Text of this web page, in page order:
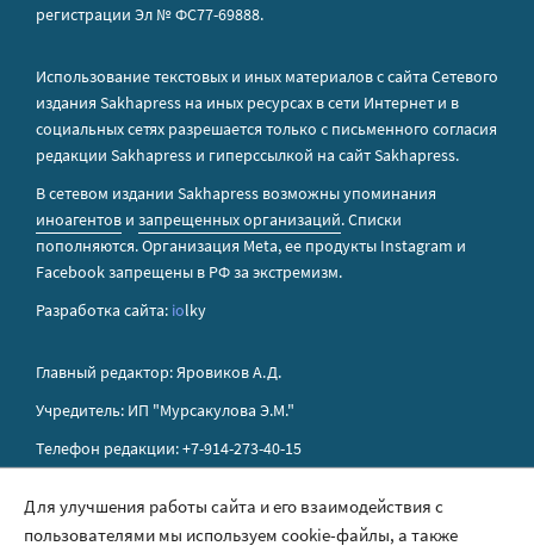
регистрации Эл № ФС77-69888.
Использование текстовых и иных материалов с сайта Сетевого
издания Sakhapress на иных ресурсах в сети Интернет и в
социальных сетях разрешается только с письменного согласия
редакции Sakhapress и гиперссылкой на сайт Sakhapress.
В сетевом издании Sakhapress возможны упоминания
иноагентов и запрещенных организаций. Списки
пополняются. Организация Metа, ее продукты Instagram и
Facebook запрещены в РФ за экстремизм.
Разработка сайта: iolky
Главный редактор: Яровиков А.Д.
Учредитель: ИП "Мурсакулова Э.М."
Телефон редакции: +7-914-273-40-15
Для улучшения работы сайта и его взаимодействия с
пользователями мы используем cookie-файлы, а также